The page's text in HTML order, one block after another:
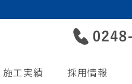
施工実績 採用情報